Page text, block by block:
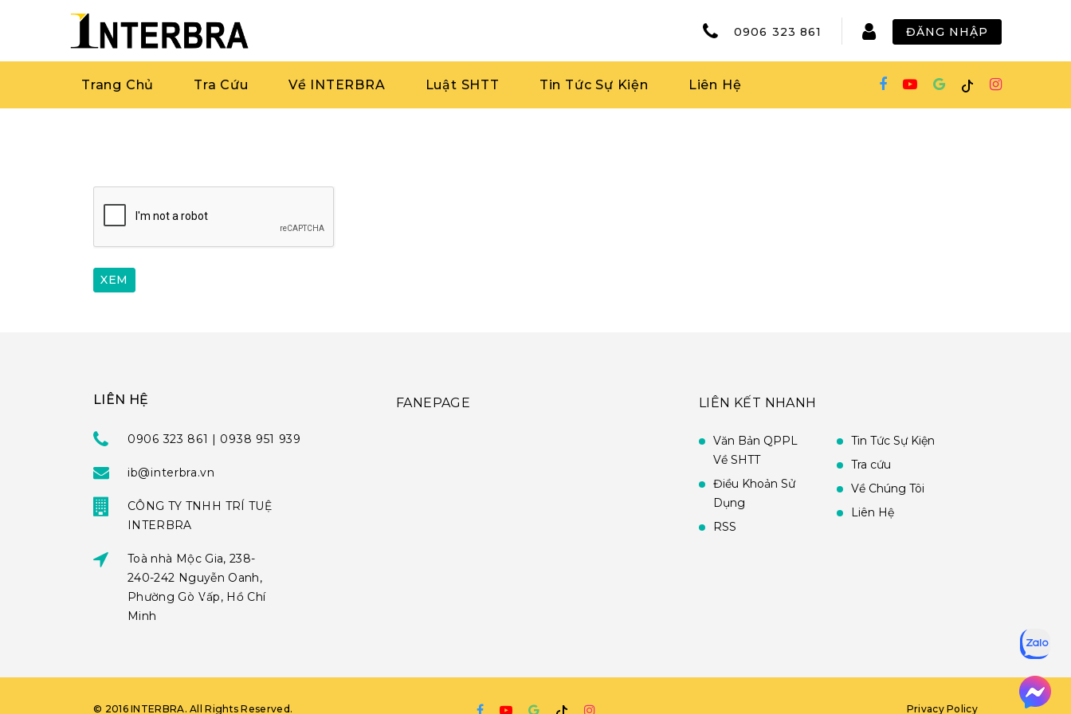
0906 323 861 ĐĂNG NHẬP
Trang Chủ Tra Cứu Về INTERBRA Luật SHTT Tin Tức Sự Kiện Liên Hệ
LIÊN HỆ
0906 323 861 | 0938 951 939
ib@interbra.vn
CÔNG TY TNHH TRÍ TUỆ
INTERBRA
Toà nhà Mộc Gia, 238-
240-242 Nguyễn Oanh,
Phường Gò Vấp, Hồ Chí
Minh
FANEPAGE LIÊN KẾT NHANH
Văn Bản QPPL
Về SHTT
Điều Khoản Sử
Dụng
RSS
Tin Tức Sự Kiện
Tra cứu
Về Chúng Tôi
Liên Hệ
© 2016 INTERBRA. All Rights Reserved. Privacy Policy